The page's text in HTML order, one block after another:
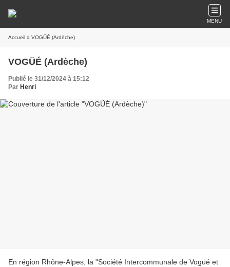
MENU
Accueil » VOGÜÉ (Ardèche)
VOGÜÉ (Ardèche)
Publié le 31/12/2024 à 15:12
Par Henri
En région Rhône-Alpes, la "Société Intercommunale de Vogüé et